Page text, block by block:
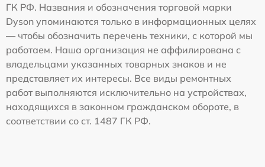
ГК РФ. Названия и обозначения торговой марки
Dyson упоминаются только в информационных целях
— чтобы обозначить перечень техники, с которой мы
работаем. Наша организация не аффилирована с
владельцами указанных товарных знаков и не
представляет их интересы. Все виды ремонтных
работ выполняются исключительно на устройствах,
находящихся в законном гражданском обороте, в
соответствии со ст. 1487 ГК РФ.